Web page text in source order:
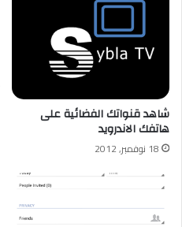
شاهد قنواتك الفضائية على
هاتفك الاندرويد
18 نوفمبر, 2012